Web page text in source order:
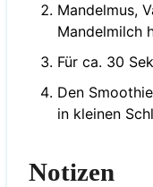
Mandelmus,
Mandelmilch
Für ca. 30
Den
in kleinen
Notizen